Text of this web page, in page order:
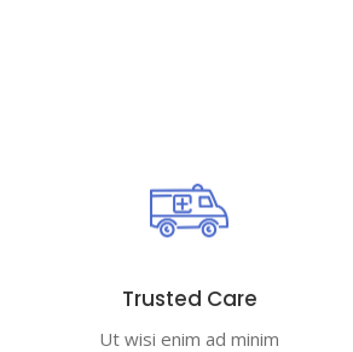
Trusted Care
Ut wisi enim ad minim